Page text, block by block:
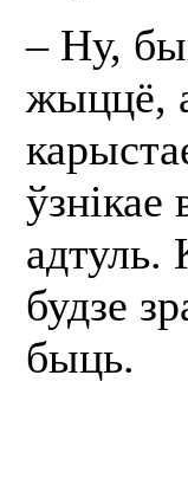
– Ну,
жыццё,
адтуль.
будзе
быць.